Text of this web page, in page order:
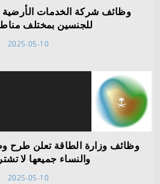
وظائف شركة الخدمات
للجنسين بمختلف
2025-05-10
وظائف وزارة الطاقة تعلن طرح
والنساء جميعها لا
2025-05-10